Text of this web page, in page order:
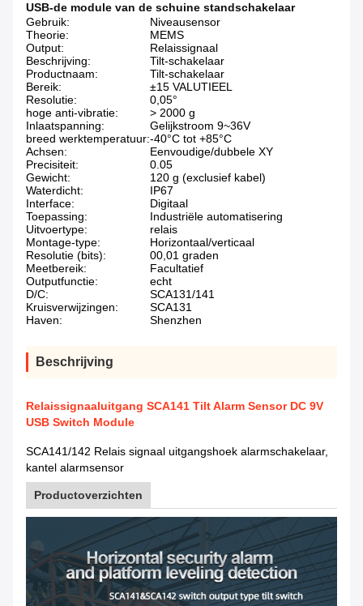
USB-de module van de schuine standschakelaar
Gebruik:
Niveausensor
Theorie:
MEMS
Output:
Relaissignaal
Beschrijving:
Tilt-schakelaar
Productnaam:
Tilt-schakelaar
Bereik:
±15 VALUTIEEL
Resolutie:
0,05°
hoge anti-vibratie:
> 2000 g
Inlaatspanning:
Gelijkstroom 9~36V
breed werktemperatuur:-40°C tot +85°C
Achsen:
Eenvoudige/dubbele XY
Precisiteit:
0.05
Gewicht:
120 g (exclusief kabel)
Waterdicht:
IP67
Interface:
Digitaal
Toepassing:
Industriële automatisering
Uitvoertype:
relais
Montage-type:
Horizontaal/verticaal
Resolutie (bits):
00,01 graden
Meetbereik:
Facultatief
Outputfunctie:
echt
D/C:
SCA131/141
Kruisverwijzingen:
SCA131
Haven:
Shenzhen
Beschrijving
Relaissignaaluitgang SCA141 Tilt Alarm Sensor DC 9V
USB Switch Module
SCA141/142 Relais signaal uitgangshoek alarmschakelaar,
kantel alarmsensor
Productoverzichten